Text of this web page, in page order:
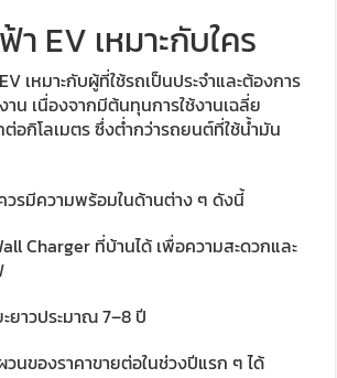
EV เหมาะกับใคร
เหมาะกับผู้ที่ใช้รถเป็นประจำและต้องการ
เนื่องจากมีต้นทุนการใช้งานเฉลี่ย
อกิโลเมตร ซึ่งต่ำกว่ารถยนต์ที่ใช้น้ำมัน
วรมีความพร้อมในด้านต่าง ๆ ดังนี้
Charger ที่บ้านได้ เพื่อความสะดวกและ
ยาวประมาณ 7–8 ปี
นของราคาขายต่อในช่วงปีแรก ๆ ได้